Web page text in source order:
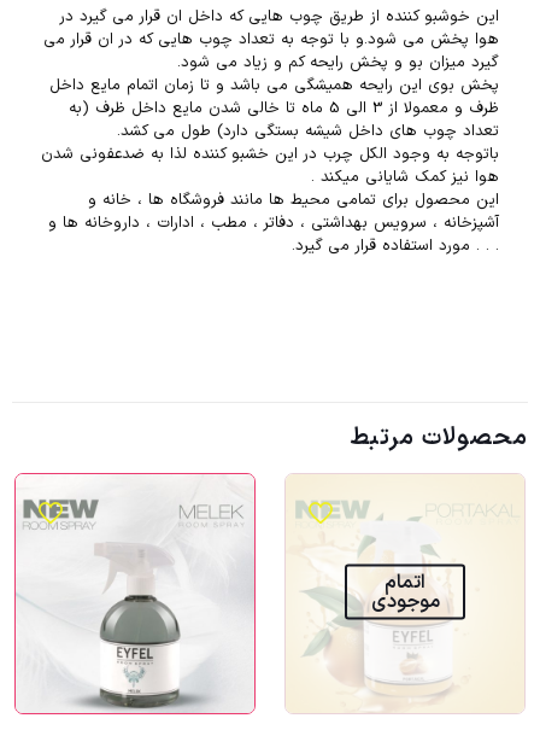
این خوشبو کننده از طریق چوب هایی که داخل ان قرار می گیرد در
هوا پخش می شود.و با توجه به تعداد چوب هایی که در ان قرار می
گیرد میزان بو و پخش رایحه کم و زیاد می شود.
پخش بوی این رایحه همیشگی می باشد و تا زمان اتمام مایع داخل
ظرف و معمولا از 3 الی 5 ماه تا خالی شدن مایع داخل ظرف (به
تعداد چوب های داخل شیشه بستگی دارد) طول می کشد.
باتوجه به وجود الکل چرب در این خشبو کننده لذا به ضدعفونی شدن
هوا نیز کمک شایانی میکند .
این محصول برای تمامی محیط ها مانند فروشگاه ها ، خانه و
آشپزخانه ، سرویس بهداشتی ، دفاتر ، مطب ، ادارات ، داروخانه ها و
. . . مورد استفاده قرار می گیرد.
محصولات مرتبط
اتمام
موجودی